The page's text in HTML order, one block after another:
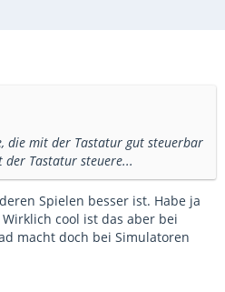
die mit der Tastatur gut steuerbar
Tastatur steuere...
Spielen besser ist. Habe ja
cool ist das aber bei
macht doch bei Simulatoren